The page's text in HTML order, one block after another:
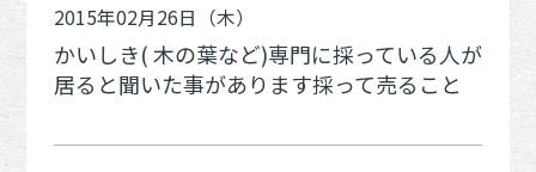
2015年02月26日（木）
かいしき( 木の葉など)専門に採っている人が
居ると聞いた事があります採って売ること